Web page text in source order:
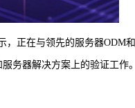
，正在与领先的服务器ODM和
务器解决方案上的验证工作。